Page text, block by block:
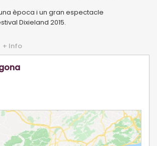
època i un gran espectacle
Dixieland 2015.
+ Info